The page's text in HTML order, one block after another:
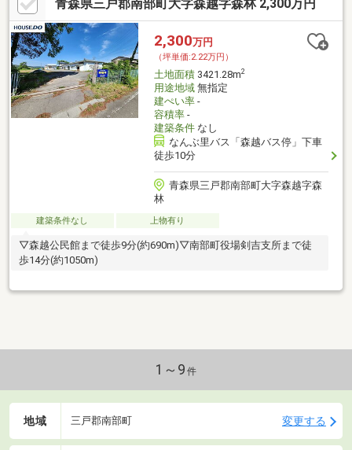
青森県三戸郡南部町大字森越字森林 2,300万円
2,300万円
（坪単価:2.22万円）
土地面積3421.28m2
用途地域無指定
建ぺい率-
容積率-
建築条件なし
なんぶ里バス「森越バス停」下車
徒歩10分
青森県三戸郡南部町大字森越字森
林
建築条件なし 上物有り
▽森越公民館まで徒歩9分(約690m)▽南部町役場剣吉支所まで徒
歩14分(約1050m)
1～9 件
地域 三戸郡南部町 変更する